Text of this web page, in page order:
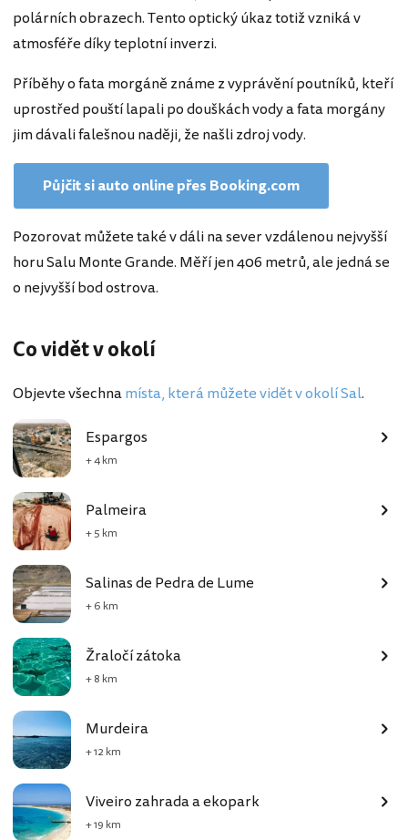
polárních obrazech. Tento optický úkaz totiž vzniká v
atmosféře díky teplotní inverzi.
Příběhy o fata morgáně známe z vyprávění poutníků, kteří
uprostřed pouští lapali po douškách vody a fata morgány
jim dávali falešnou naději, že našli zdroj vody.
Půjčit si auto online přes Booking.com
Pozorovat můžete také v dáli na sever vzdálenou nejvyšší
horu Salu Monte Grande. Měří jen 406 metrů, ale jedná se
o nejvyšší bod ostrova.
Co vidět v okolí
Objevte všechnamísta, která můžete vidět v okolí Sal.
Espargos
+ 4 km
Palmeira
+ 5 km
Salinas de Pedra de Lume
+ 6 km
Žraločí zátoka
+ 8 km
Murdeira
+ 12 km
Viveiro zahrada a ekopark
+ 19 km